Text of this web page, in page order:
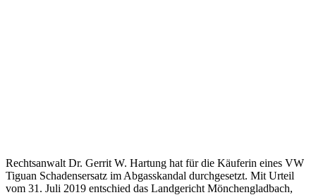
Rechtsanwalt Dr. Gerrit W. Hartung hat für die Käuferin eines VW
Tiguan Schadensersatz im Abgasskandal durchgesetzt. Mit Urteil
vom 31. Juli 2019 entschied das Landgericht Mönchengladbach,